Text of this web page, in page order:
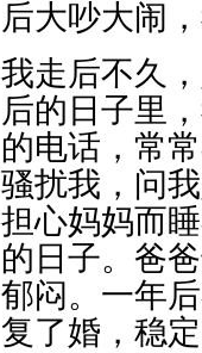
后大吵大闹
我走后不久
后的日子里
的电话，常
骚扰我，问
担心妈妈而
的日子。爸
郁闷。一年
复了婚，稳